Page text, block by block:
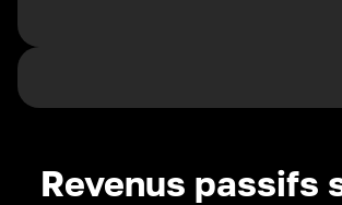
Revenus passifs